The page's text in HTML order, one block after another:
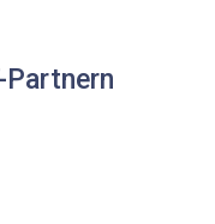
Partnern